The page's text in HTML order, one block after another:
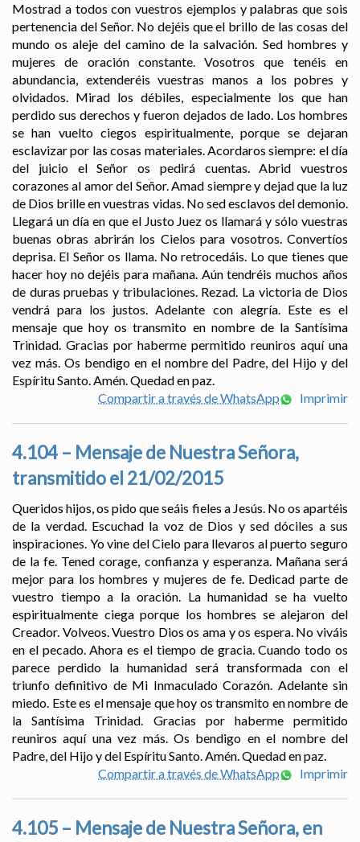
Mostrad a todos con vuestros ejemplos y palabras que sois
pertenencia del Señor. No dejéis que el brillo de las cosas del
mundo os aleje del camino de la salvación. Sed hombres y
mujeres de oración constante. Vosotros que tenéis en
abundancia, extenderéis vuestras manos a los pobres y
olvidados. Mirad los débiles, especialmente los que han
perdido sus derechos y fueron dejados de lado. Los hombres
se han vuelto ciegos espiritualmente, porque se dejaran
esclavizar por las cosas materiales. Acordaros siempre: el día
del juicio el Señor os pedirá cuentas. Abrid vuestros
corazones al amor del Señor. Amad siempre y dejad que la luz
de Dios brille en vuestras vidas. No sed esclavos del demonio.
Llegará un día en que el Justo Juez os llamará y sólo vuestras
buenas obras abrirán los Cielos para vosotros. Convertíos
deprisa. El Señor os llama. No retrocedáis. Lo que tienes que
hacer hoy no dejéis para mañana. Aún tendréis muchos años
de duras pruebas y tribulaciones. Rezad. La victoria de Dios
vendrá para los justos. Adelante con alegría. Este es el
mensaje que hoy os transmito en nombre de la Santísima
Trinidad. Gracias por haberme permitido reuniros aquí una
vez más. Os bendigo en el nombre del Padre, del Hijo y del
Espíritu Santo. Amén. Quedad en paz.
Compartir a través de WhatsApp
Imprimir
4.104 – Mensaje de Nuestra Señora,
transmitido el 21/02/2015
Queridos hijos, os pido que seáis fieles a Jesús. No os apartéis
de la verdad. Escuchad la voz de Dios y sed dóciles a sus
inspiraciones. Yo vine del Cielo para llevaros al puerto seguro
de la fe. Tened corage, confianza y esperanza. Mañana será
mejor para los hombres y mujeres de fe. Dedicad parte de
vuestro tiempo a la oración. La humanidad se ha vuelto
espiritualmente ciega porque los hombres se alejaron del
Creador. Volveos. Vuestro Dios os ama y os espera. No viváis
en el pecado. Ahora es el tiempo de gracia. Cuando todo os
parece perdido la humanidad será transformada con el
triunfo definitivo de Mi Inmaculado Corazón. Adelante sin
miedo. Este es el mensaje que hoy os transmito en nombre de
la Santísima Trinidad. Gracias por haberme permitido
reuniros aquí una vez más. Os bendigo en el nombre del
Padre, del Hijo y del Espíritu Santo. Amén. Quedad en paz.
Compartir a través de WhatsApp
Imprimir
4.105 – Mensaje de Nuestra Señora, en